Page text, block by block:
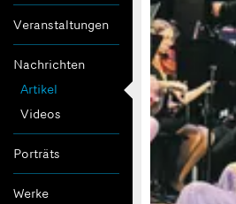
Veranstaltungen
Nachrichten
Artikel
Videos
Porträts
Werke